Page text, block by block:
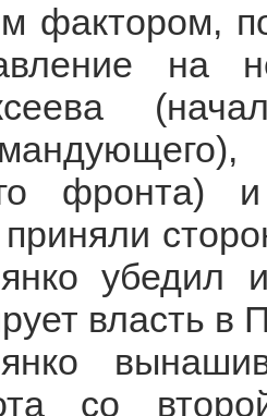
фактором,
на
фронта)
приняли
убедил
власть в
со